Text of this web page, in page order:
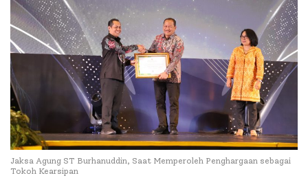
Jaksa Agung ST Burhanuddin, Saat Memperoleh Penghargaan sebagai
Tokoh Kearsipan